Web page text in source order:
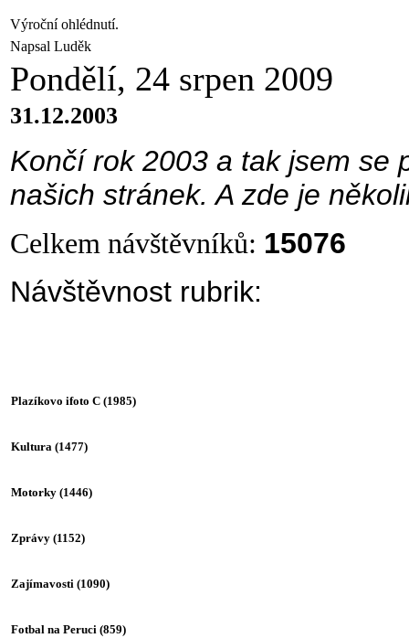
Výroční ohlédnutí.
Napsal Luděk
Pondělí, 24 srpen 2009
31.12.2003
Končí rok 2003 a tak jsem se
našich stránek. A zde je
Celkem návštěvníků: 15076
Návštěvnost rubrik:
Plazíkovo ifoto C (1985)
Kultura (1477)
Motorky (1446)
Zprávy (1152)
Zajímavosti (1090)
Fotbal na Peruci (859)